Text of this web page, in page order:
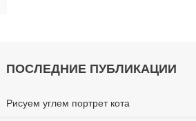
ПОСЛЕДНИЕ ПУБЛИКАЦИИ
Рисуем углем портрет кота